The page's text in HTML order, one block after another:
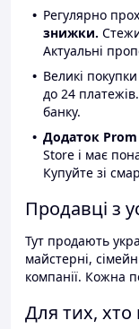
Регулярно
знижки.
Актуальні
Великі
до 24
банку.
Додаток Prom
Store і має
Купуйте зі
Продавці з
Тут продають
майстерні,
компанії. Кожна
Для тих,